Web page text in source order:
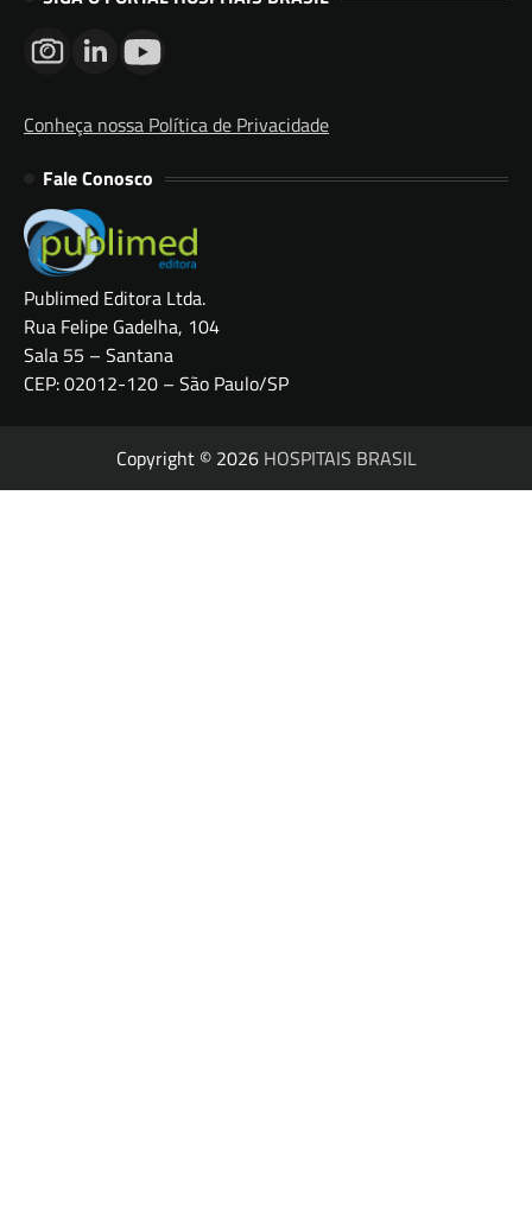
Conheça nossa Política de Privacidade
Fale Conosco
Publimed Editora Ltda.
Rua Felipe Gadelha, 104
Sala 55 – Santana
CEP: 02012-120 – São Paulo/SP
Copyright © 2026 HOSPITAIS BRASIL